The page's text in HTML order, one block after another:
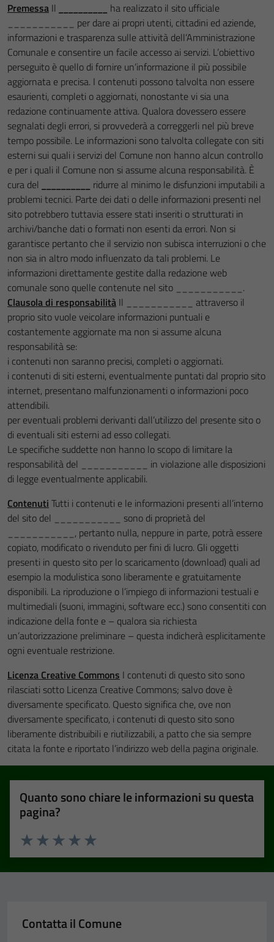
Premessa Il
ha realizzato il sito ufficiale
___________ per dare ai propri utenti, cittadini ed aziende,
informazioni e trasparenza sulle attività dell’Amministrazione
Comunale e consentire un facile accesso ai servizi. L’obiettivo
perseguito è quello di fornire un’informazione il più possibile
aggiornata e precisa. I contenuti possono talvolta non essere
esaurienti, completi o aggiornati, nonostante vi sia una
redazione continuamente attiva. Qualora dovessero essere
segnalati degli errori, si provvederà a correggerli nel più breve
tempo possibile. Le informazioni sono talvolta collegate con siti
esterni sui quali i servizi del Comune non hanno alcun controllo
e per i quali il Comune non si assume alcuna responsabilità. È
cura del
ridurre al minimo le disfunzioni imputabili a
problemi tecnici. Parte dei dati o delle informazioni presenti nel
sito potrebbero tuttavia essere stati inseriti o strutturati in
archivi/banche dati o formati non esenti da errori. Non si
garantisce pertanto che il servizio non subisca interruzioni o che
non sia in altro modo influenzato da tali problemi. Le
informazioni direttamente gestite dalla redazione web
comunale sono quelle contenute nel sito ___________.
Clausola di responsabilità Il ___________
attraverso il
proprio sito vuole veicolare informazioni puntuali e
costantemente aggiornate ma non si assume alcuna
responsabilità se:
i contenuti non saranno precisi, completi o aggiornati.
i contenuti di siti esterni, eventualmente puntati dal proprio sito
internet, presentano malfunzionamenti o informazioni poco
attendibili.
per eventuali problemi derivanti dall’utilizzo del presente sito o
di eventuali siti esterni ad esso collegati.
Le specifiche suddette non hanno lo scopo di limitare la
responsabilità del ___________
in violazione alle disposizioni
di legge eventualmente applicabili.
Contenuti Tutti i contenuti e le informazioni presenti all’interno
del sito del ___________
sono di proprietà del
___________, pertanto nulla, neppure in parte, potrà essere
copiato, modificato o rivenduto per fini di lucro. Gli oggetti
presenti in questo sito per lo scaricamento (download) quali ad
esempio la modulistica sono liberamente e gratuitamente
disponibili. La riproduzione o l’impiego di informazioni testuali e
multimediali (suoni, immagini, software ecc.) sono consentiti con
indicazione della fonte e – qualora sia richiesta
un’autorizzazione preliminare – questa indicherà esplicitamente
ogni eventuale restrizione.
Licenza Creative Commons I contenuti di questo sito sono
rilasciati sotto Licenza Creative Commons; salvo dove è
diversamente specificato. Questo significa che, ove non
diversamente specificato, i contenuti di questo sito sono
liberamente distribuibili e riutilizzabili, a patto che sia sempre
citata la fonte e riportato l’indirizzo web della pagina originale.
Quanto sono chiare le informazioni su questa
pagina?
Valuta 5 stelle su 5
Valuta 4 stelle su 5
Valuta 3 stelle su 5
Valuta 2 stelle su 5
Valuta 1 stelle su 5
Contatta il Comune